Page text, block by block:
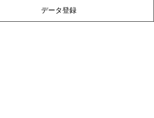
データ登録